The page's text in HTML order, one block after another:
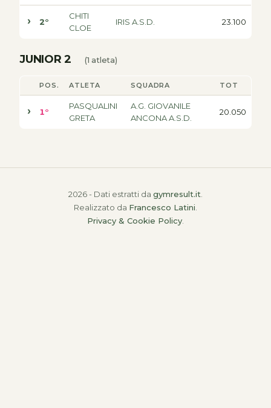
2°
CHITI
CLOE
IRIS A.S.D. 23.100
JUNIOR 2 (1 atleta)
POS. ATLETA SQUADRA TOT
1°
PASQUALINI
GRETA
A.G. GIOVANILE
ANCONA A.S.D.
20.050
2026 - Dati estratti da gymresult.it
Realizzato da Francesco Latini
Privacy & Cookie Policy